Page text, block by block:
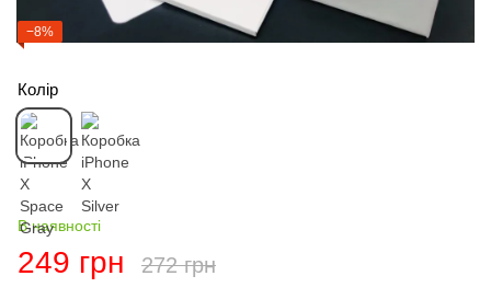
−8%
Колір
В наявності
249 грн 272 грн